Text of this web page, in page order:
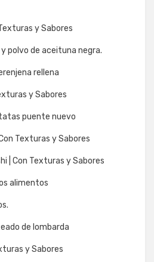
y Sabores
polvo de aceituna negra.
rellena
y Sabores
puente nuevo
Texturas y Sabores
| Con Texturas y Sabores
alimentos
de lombarda
y Sabores